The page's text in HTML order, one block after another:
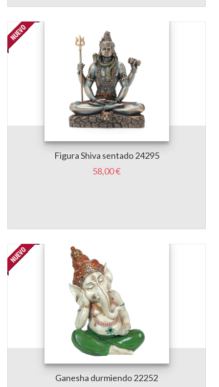
Figura Shiva sentado 24295
58,00 €
Ganesha durmiendo 22252
56,00 €